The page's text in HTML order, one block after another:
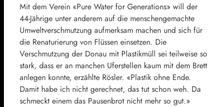
Mit dem Verein «Pure Water for Generations» will der
44-Jährige unter anderem auf die menschengemachte
Umweltverschmutzung aufmerksam machen und sich für
die Renaturierung von Flüssen einsetzen. Die
Verschmutzung der Donau mit Plastikmüll sei teilweise so
stark, dass er an manchen Uferstellen kaum mit dem Brett
anlegen konnte, erzählte Rösler. «Plastik ohne Ende.
Damit habe ich nicht gerechnet, das tut schon weh. Da
schmeckt einem das Pausenbrot nicht mehr so gut.»